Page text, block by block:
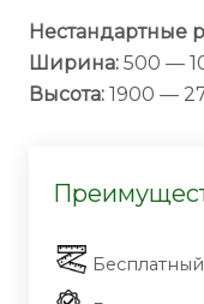
Нестандартные
Ширина: 500 —
Высота: 1900 —